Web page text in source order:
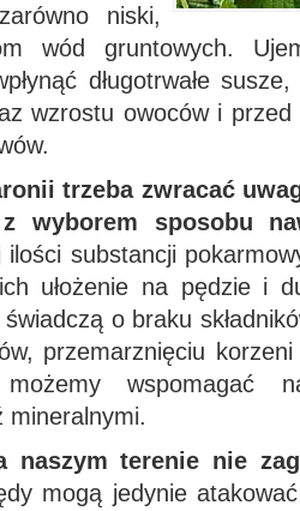
niski,
wód gruntowych.
długotrwałe
wzrostu owoców i
trzeba zwracać
wyborem sposobu
substancji
ułożenie na pędzie i
o braku
przemarznięciu
wspomagać
mineralnymi.
naszym terenie nie
mogą jedynie